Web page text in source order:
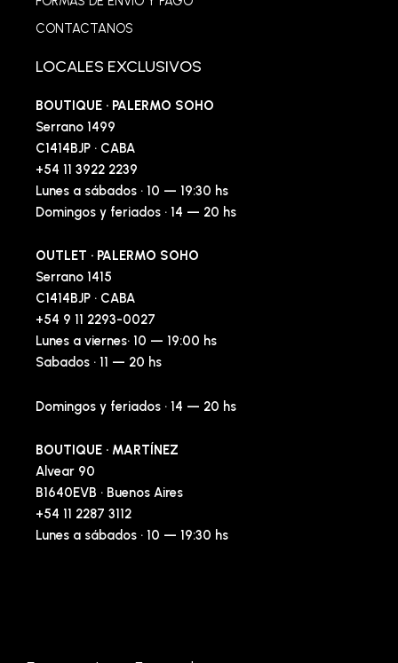
CONTACTANOS
LOCALES EXCLUSIVOS
BOUTIQUE · PALERMO SOHO
Serrano 1499
C1414BJP · CABA
+54 11 3922 2239
Lunes a sábados · 10 — 19:30 hs
Domingos y feriados · 14 — 20 hs
OUTLET · PALERMO SOHO
Serrano 1415
C1414BJP · CABA
+54 9 11 2293-0027
Lunes a viernes· 10 — 19:00 hs
Sabados · 11 — 20 hs
Domingos y feriados · 14 — 20 hs
BOUTIQUE · MARTÍNEZ
Alvear 90
B1640EVB · Buenos Aires
+54 11 2287 3112
Lunes a sábados · 10 — 19:30 hs